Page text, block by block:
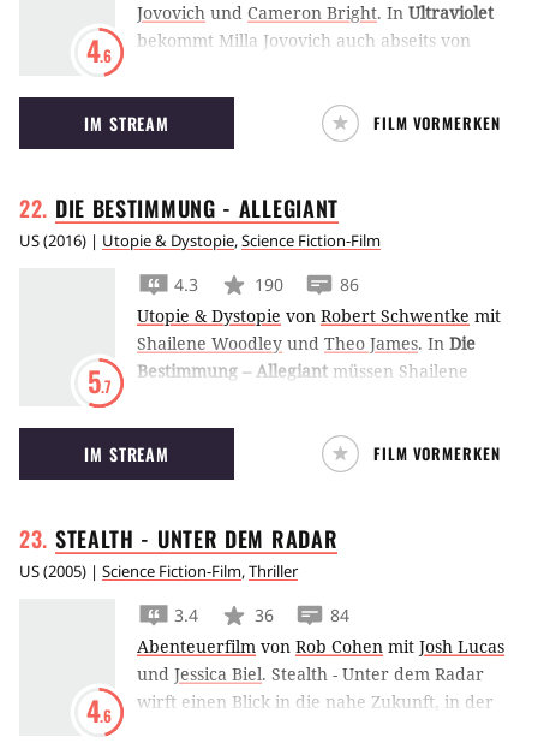
4.6
Jovovich und Cameron Bright. In Ultraviolet
bekommt Milla Jovovich auch abseits von
Gegnern kräftig in den Hintern zu treten.
IM STREAM FILM VORMERKEN
DIE BESTIMMUNG - ALLEGIANT
US(2016) | Utopie & Dystopie,Science Fiction-Film
5.7
4.3 190
86
Utopie & Dystopie von Robert Schwentke mit
Shailene Woodley und Theo James. In Die
Bestimmung – Allegiant müssen Shailene
veränderten Weltsicht außerhalb Chicagos
zurechtkommen.
IM STREAM FILM VORMERKEN
STEALTH - UNTER DEM RADAR
US(2005) | Science Fiction-Film,Thriller
4.6
3.4 36
84
Abenteuerfilm von Rob Cohen mit Josh Lucas
und Jessica Biel. Stealth - Unter dem Radar
wirft einen Blick in die nahe Zukunft, in der